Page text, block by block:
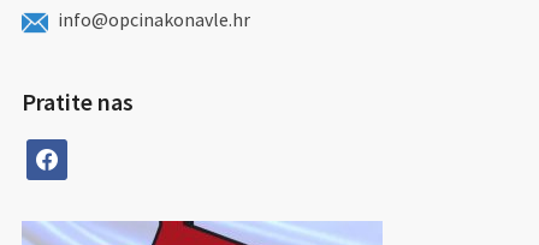
info@opcinakonavle.hr
Pratite nas
facebook